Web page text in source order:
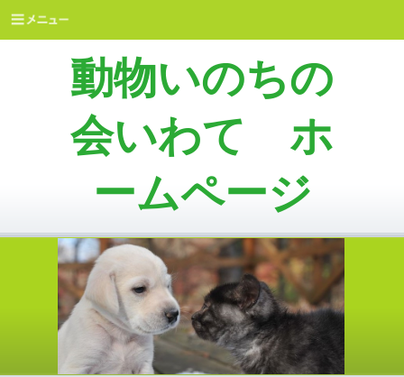
動物いのちの
会いわて ホ
ームページ